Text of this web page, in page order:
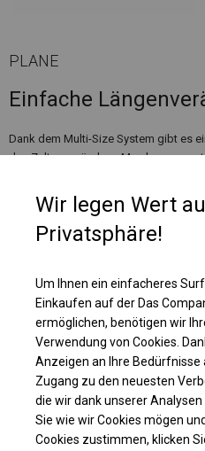
PLANE
Einfache
Dank dem Multi-Size System gibt es
des Zeltes zu ändern. Man kann es
Segmente eliminieren. Die
Wir legen Wert
Privatsphäre!
Um Ihnen ein einfacheres
Einkaufen auf der Das
ermöglichen, benötigen wir
Verwendung von Cookies.
Anzeigen an Ihre Bedürfnisse
Zugang zu den neuesten
die wir dank unserer
Sie wie wir Cookies mögen
Cookies zustimmen, klicken